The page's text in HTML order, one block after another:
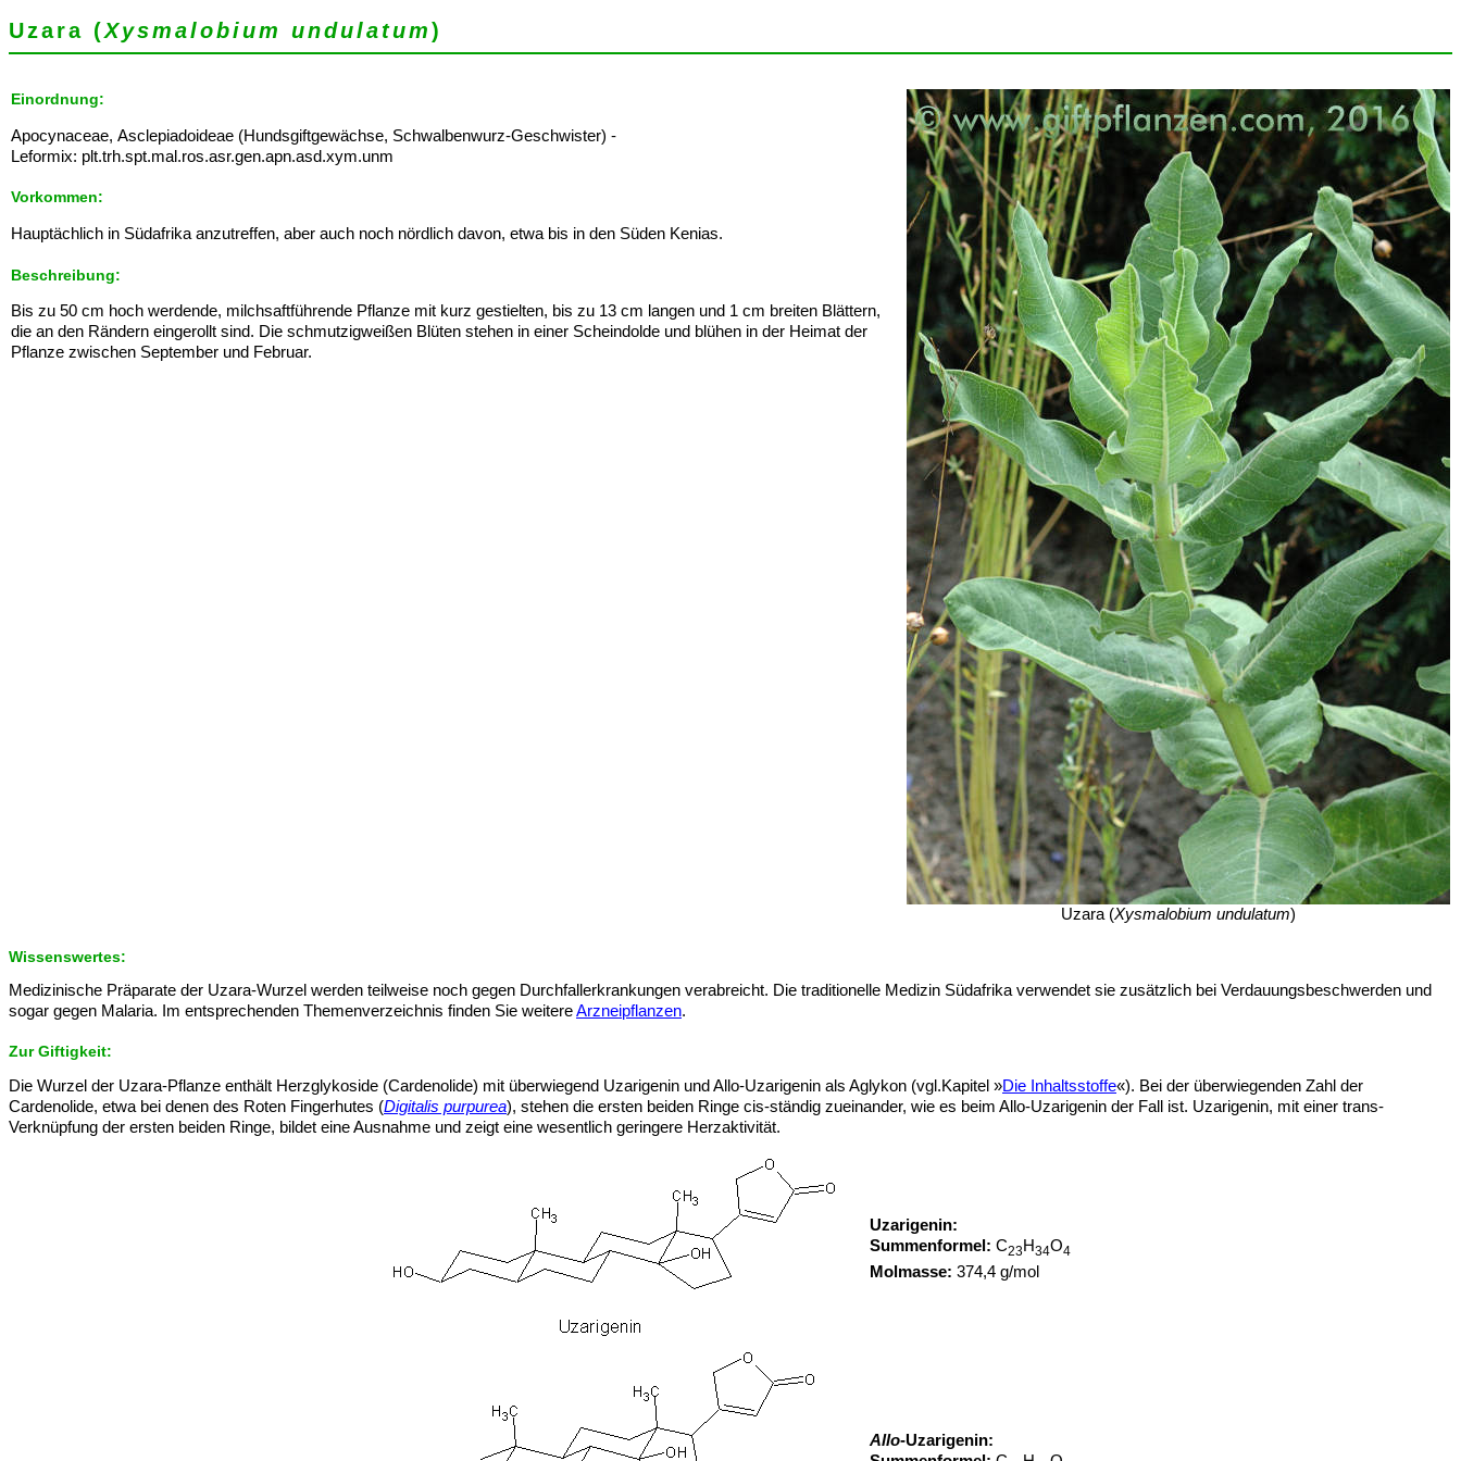
Uzara (Xysmalobium undulatum)
Einordnung:
Apocynaceae, Asclepiadoideae (Hundsgiftgewächse, Schwalbenwurz-Geschwister) -
Leformix: plt.trh.spt.mal.ros.asr.gen.apn.asd.xym.unm
Vorkommen:
Hauptächlich in Südafrika anzutreffen, aber auch noch nördlich davon, etwa bis in den Süden Kenias.
Beschreibung:
Bis zu 50 cm hoch werdende, milchsaftführende Pflanze mit kurz gestielten, bis zu 13 cm langen und 1 cm breiten Blättern,
die an den Rändern eingerollt sind. Die schmutzigweißen Blüten stehen in einer Scheindolde und blühen in der Heimat der
Pflanze zwischen September und Februar.
Uzara (Xysmalobium undulatum)
Wissenswertes:
Medizinische Präparate der Uzara-Wurzel werden teilweise noch gegen Durchfallerkrankungen verabreicht. Die traditionelle Medizin Südafrika verwendet sie zusätzlich bei Verdauungsbeschwerden und
sogar gegen Malaria. Im entsprechenden Themenverzeichnis finden Sie weitereArzneipflanzen.
Zur Giftigkeit:
Die Wurzel der Uzara-Pflanze enthält Herzglykoside (Cardenolide) mit überwiegend Uzarigenin und Allo-Uzarigenin als Aglykon (vgl.Kapitel »Die Inhaltsstoffe«). Bei der überwiegenden Zahl der
Cardenolide, etwa bei denen des Roten Fingerhutes (Digitalis purpurea), stehen die ersten beiden Ringe cis-ständig zueinander, wie es beim Allo-Uzarigenin der Fall ist. Uzarigenin, mit einer trans-
Verknüpfung der ersten beiden Ringe, bildet eine Ausnahme und zeigt eine wesentlich geringere Herzaktivität.
Uzarigenin:
Summenformel: C23H34O4
Molmasse: 374,4 g/mol
Allo-Uzarigenin: